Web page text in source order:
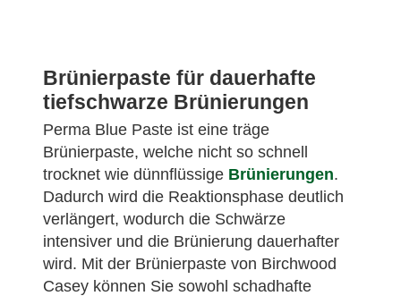
Brünierpaste für dauerhafte
tiefschwarze Brünierungen
Perma Blue Paste ist eine träge
Brünierpaste, welche nicht so schnell
trocknet wie dünnflüssige Brünierungen.
Dadurch wird die Reaktionsphase deutlich
verlängert, wodurch die Schwärze
intensiver und die Brünierung dauerhafter
wird. Mit der Brünierpaste von Birchwood
Casey können Sie sowohl schadhafte